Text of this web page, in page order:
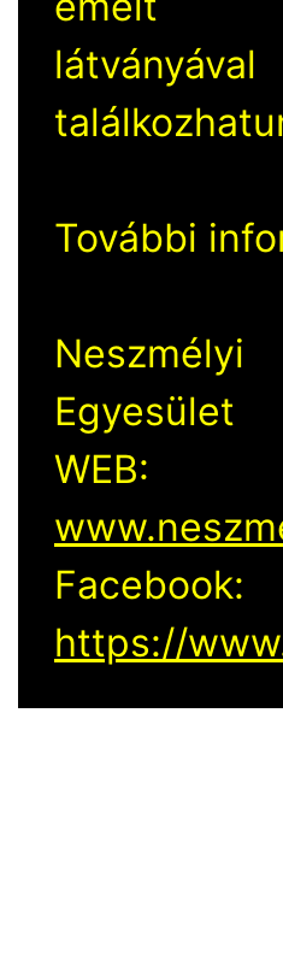
További
Egyesület
WEB:
Facebook:
https://